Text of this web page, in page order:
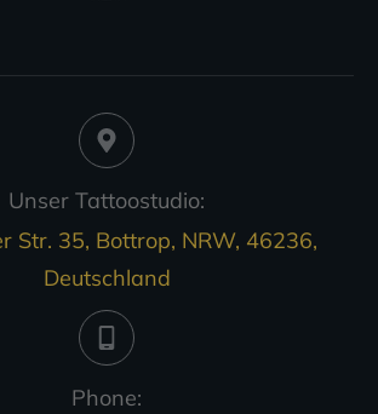
Unser Tattoostudio:
Str. 35, Bottrop, NRW, 46236,
Deutschland
Phone: